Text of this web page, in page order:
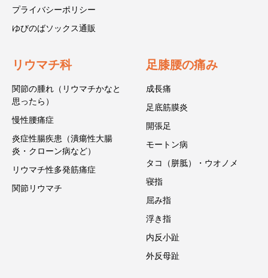
プライバシーポリシー
ゆびのばソックス通販
リウマチ科
関節の腫れ（リウマチかなと
思ったら）
慢性腰痛症
炎症性腸疾患（潰瘍性大腸
炎・クローン病など）
リウマチ性多発筋痛症
関節リウマチ
足膝腰の痛み
成長痛
足底筋膜炎
開張足
モートン病
タコ（胼胝）・ウオノメ
寝指
屈み指
浮き指
内反小趾
外反母趾